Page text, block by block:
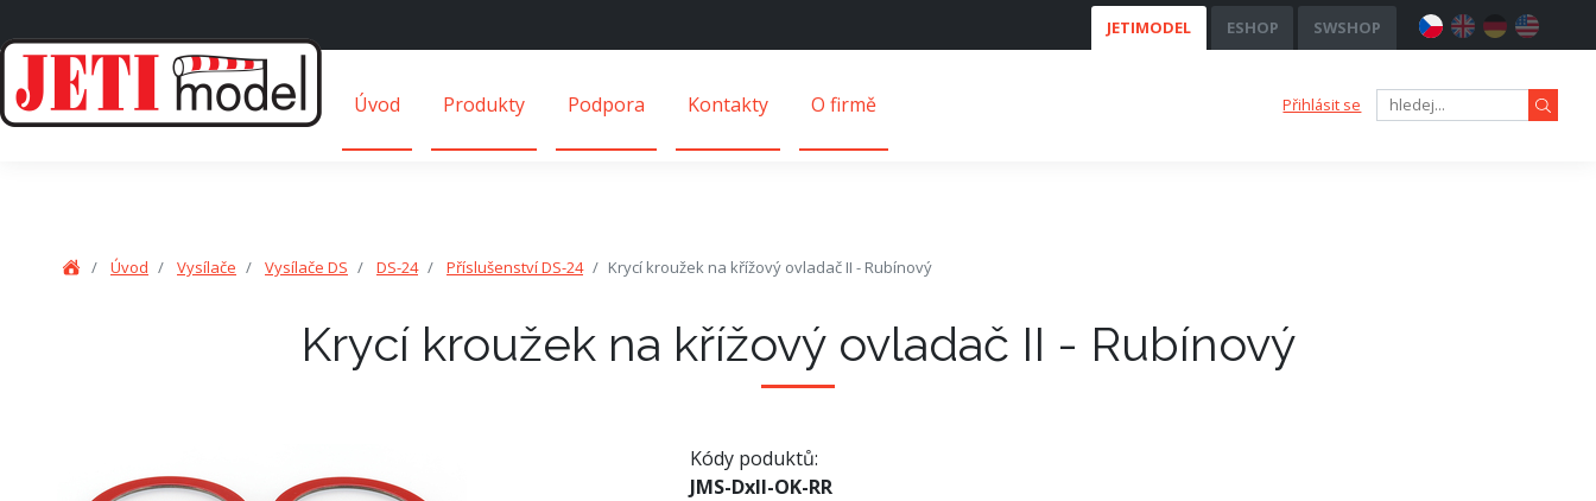
JETIMODEL ESHOP SWSHOP
Úvod Produkty Podpora Kontakty O firmě Přihlásit se
Úvod Vysílače Vysílače DS DS-24 Příslušenství DS-24 Krycí kroužek na křížový ovladač II - Rubínový
Krycí kroužek na křížový ovladač II - Rubínový
Kódy poduktů:
JMS-DxII-OK-RR